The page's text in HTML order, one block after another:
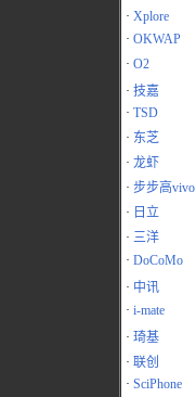
· Xplore
· OKWAP
· O2
· 技嘉
· TSD
· 东芝
· 龙虾
· 步步高vivo
· 日立
· 三洋
· DoCoMo
· 中讯
· i-mate
· 琦基
· 联创
· SciPhone